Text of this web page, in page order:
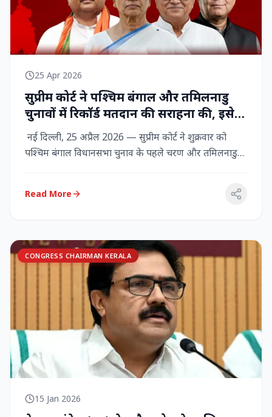
25 Apr 2026
सुप्रीम कोर्ट ने पश्चिम बंगाल और तमिलनाडु
चुनावों में रिकॉर्ड मतदान की सराहना की, इसे
नागरिक शक्ति का प्रदर्शन बताया
नई दिल्ली, 25 अप्रैल 2026 — सुप्रीम कोर्ट ने शुक्रवार को
पश्चिम बंगाल विधानसभा चुनाव के पहले चरण और तमिलनाडु
Read More
CONGRESS CHAIRMAN KERALA
15 Jan 2026